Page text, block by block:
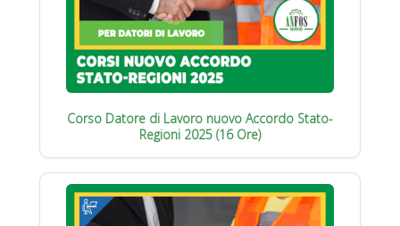
Corso Datore di Lavoro nuovo Accordo Stato-
Regioni 2025 (16 Ore)